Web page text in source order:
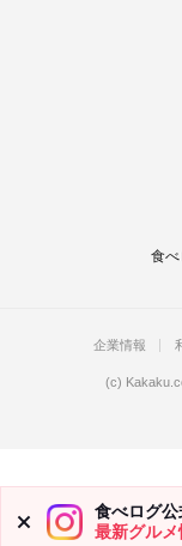
食
食べログ
最新グルメ
企業情報
(c)